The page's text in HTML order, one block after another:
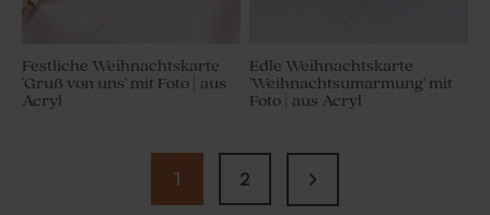
Festliche Weihnachtskarte
'Gruß von uns' mit Foto | aus
Acryl
Edle Weihnachtskarte
'Weihnachtsumarmung' mit
Foto | aus Acryl
1 2